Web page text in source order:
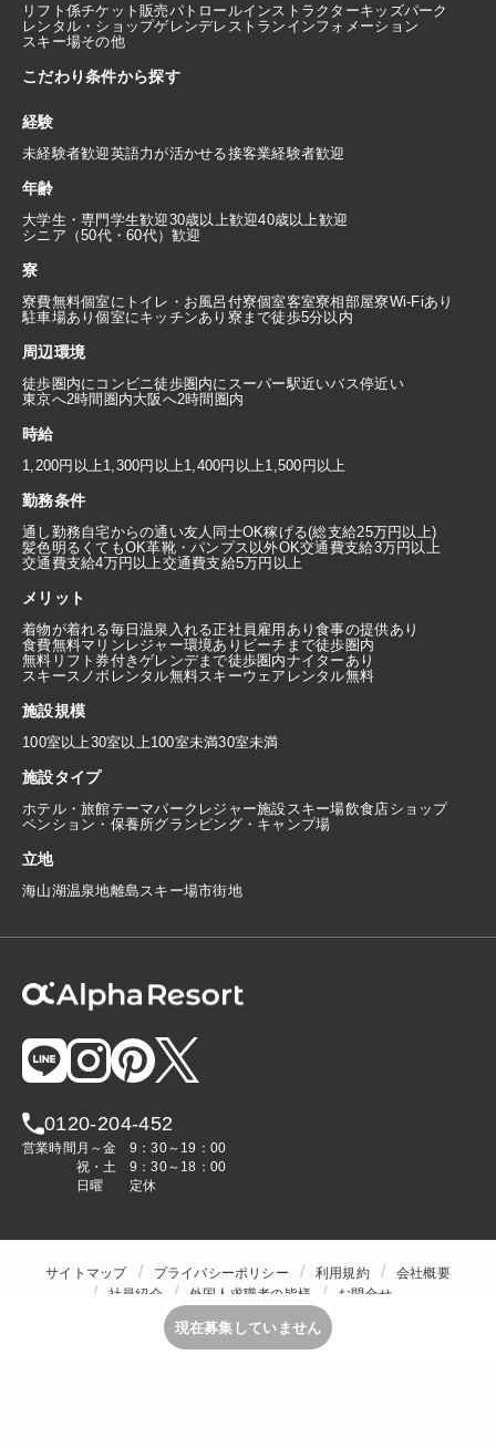
リフト係チケット販売パトロールインストラクターキッズパーク
レンタル・ショップゲレンデレストラン インフォメーション
スキー場その他
こだわり条件から探す
経験
未経験者歓迎英語力が活かせる接客業経験者歓迎
年齢
大学生・専門学生歓迎30歳以上歓迎40歳以上歓迎
シニア（50代・60代）歓迎
寮
寮費無料個室にトイレ・お風呂付寮個室客室寮相部屋寮Wi-Fiあり
駐車場あり個室にキッチンあり 寮まで徒歩5分以内
周辺環境
徒歩圏内にコンビニ徒歩圏内にスーパー駅近いバス停近い
東京へ2時間圏内大阪へ2時間圏内
時給
1,200円以上1,300円以上1,400円以上1,500円以上
勤務条件
通し勤務自宅からの通い友人同士OK稼げる(総支給25万円以上)
髪色明るくてもOK革靴・パンプス以外OK交通費支給3万円以上
交通費支給4万円以上交通費支給5万円以上
メリット
着物が着れる毎日温泉入れる正社員雇用あり食事の提供あり
食費無料マリンレジャー環境あり ビーチまで徒歩圏内
無料リフト券付きゲレンデまで徒歩圏内ナイターあり
スキースノボレンタル無料スキーウェアレンタル無料
施設規模
100室以上30室以上100室未満30室未満
施設タイプ
ホテル・旅館テーマパーク レジャー施設 スキー場飲食店ショップ
ペンション・保養所グランピング・キャンプ場
立地
海山湖温泉地離島 スキー場市街地
0120-204-452
営業時間 月～金
9：30～19：00
祝・土
9：30～18：00
日曜
定休
サイトマップ プライバシーポリシー 利用規約
会社概要
社員紹介
外国人求職者の皆様
お問合せ
現在募集していません